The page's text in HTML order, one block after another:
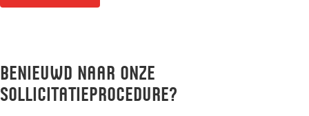
benieuwd naar onze
sollicitatieprocedure?